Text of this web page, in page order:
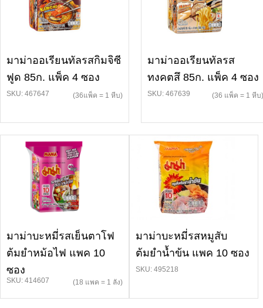
มาม่าออเรียนทัลรสกิมจิซี
ฟูด 85ก. แพ็ค 4 ซอง
SKU: 467647 (36แพ็ค = 1 หีบ)
มาม่าออเรียนทัลรส
ทงคตสึ 85ก. แพ็ค 4 ซอง
SKU: 467639 (36 แพ็ค = 1 หีบ)
มาม่าบะหมี่รสเย็นตาโฟ
ต้มยำหม้อไฟ แพค 10
ซอง
SKU: 414607 (18 แพค = 1 ลัง)
มาม่าบะหมี่รสหมูสับ
ต้มยำน้ำข้น แพค 10 ซอง
SKU: 495218